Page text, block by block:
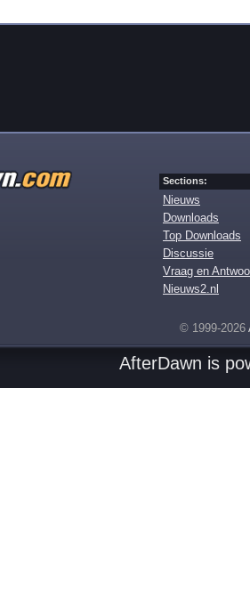
Sections:
Nieuws
Downloads
Top Downloads
Discussie
Vraag en
Nieuws2.nl
© 1999-2026
AfterDawn is